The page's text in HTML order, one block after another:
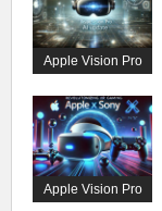
Apple Vision Pro
Apple Vision Pro